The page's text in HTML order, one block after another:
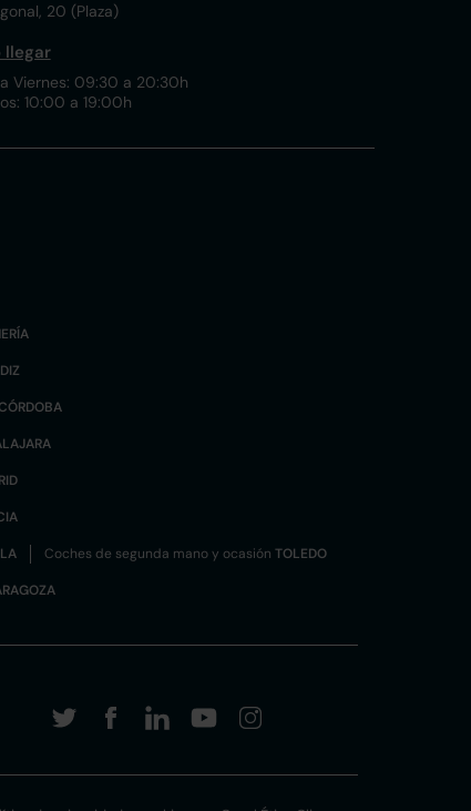
20 (Plaza)
llegar
Viernes: 09:30 a 20:30h
10:00 a 19:00h
Coches de segunda mano y ocasión TOLEDO